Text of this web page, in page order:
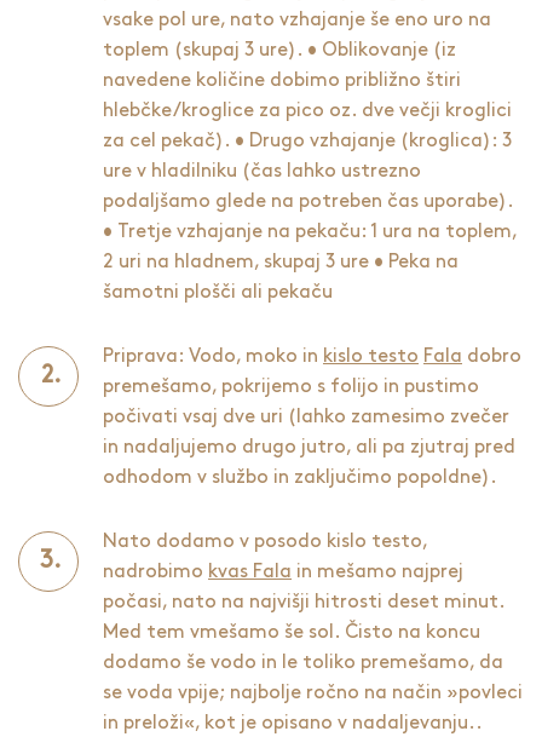
vsake pol ure, nato vzhajanje še eno uro na
toplem (skupaj 3 ure). • Oblikovanje (iz
navedene količine dobimo približno štiri
hlebčke/kroglice za pico oz. dve večji kroglici
za cel pekač). • Drugo vzhajanje (kroglica): 3
ure v hladilniku (čas lahko ustrezno
podaljšamo glede na potreben čas uporabe).
• Tretje vzhajanje na pekaču: 1 ura na toplem,
2 uri na hladnem, skupaj 3 ure • Peka na
šamotni plošči ali pekaču
Priprava: Vodo, moko in kislo testo Fala dobro
premešamo, pokrijemo s folijo in pustimo
počivati vsaj dve uri (lahko zamesimo zvečer
in nadaljujemo drugo jutro, ali pa zjutraj pred
odhodom v službo in zaključimo popoldne).
Nato dodamo v posodo kislo testo,
nadrobimo kvas Fala in mešamo najprej
počasi, nato na najvišji hitrosti deset minut.
Med tem vmešamo še sol. Čisto na koncu
dodamo še vodo in le toliko premešamo, da
se voda vpije; najbolje ročno na način »povleci
in preloži«, kot je opisano v nadaljevanju..